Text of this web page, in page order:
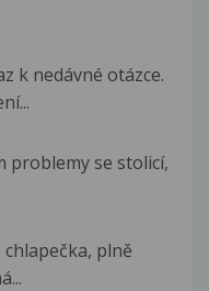
k nedávné otázce.
problemy se stolicí,
plně